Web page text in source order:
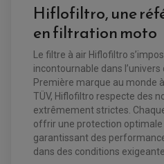
ÉCHAPPEMENT MOTO
SILENCIEUX / ÉCHAPPEMENT
ACCESSOIRE ÉCHAPPEMENT
ÉLECTRICITÉ
ACCESSOIRES ELECTRIQUE
CHARGEUR BATTERIE
CLIGNOTANT MOTO
CLIGNOTANT TYPE ORIGINE
DÉMARREUR
ECLAIRAGE MOTO
FEUX ADDITIONNELS
ÉCHAPEMENT
ÉCHAPPEMENT SCOOTER
ELECTRICITÉ
CLIGNOTANT TYPE ORIGINE
BATTERIE SCOOTER
CHARGEUR DE BATTERIE
REDRESSEUR / RÉGULATEUR
ECLAIRAGE SCOOTER
POMPE A ESSENCE
FREINAGE
FILTRE A AIR BMC QUAD
FILTRE A AIR QUAD
FILTRE A HUILE QUAD
KIT CHAÎNE
GUIDE CHAÎNE
PATIN DE BRAS OSCILLANT
ROULETTE DE CHAÎNE
EMBRAYAGE OFF ROAD
PIÈCE MOTEUR
POMPE À EAU BOYESEN
KIT RÉPARATION CARBU
KIT RÉPARATION POMPE A
PIPE D'ADMISSION
RADIATEUR
DURITE RADIATEUR
Hiflofiltro, une
en filtration moto
Le filtre à air Hiflofiltro
incontournable dans l’univers
Première marque au monde
TÜV, Hiflofiltro respecte des
extrêmement strictes.
offrir une protection
garantissant des
dans des conditions